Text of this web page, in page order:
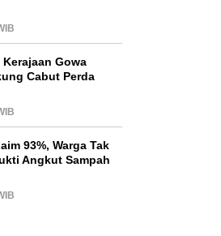
Gowa
Cabut Perda
93%, Warga Tak
Angkut Sampah